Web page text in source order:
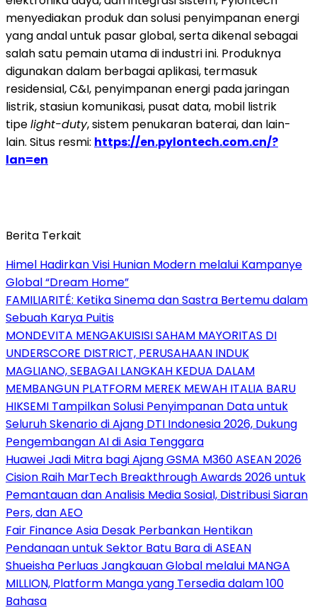
menyediakan produk dan solusi penyimpanan energi
yang andal untuk pasar global, serta dikenal sebagai
salah satu pemain utama di industri ini. Produknya
digunakan dalam berbagai aplikasi, termasuk
residensial, C&I, penyimpanan energi pada jaringan
listrik, stasiun komunikasi, pusat data, mobil listrik
tipelight-duty, sistem penukaran baterai, dan lain-
lain. Situs resmi: https://en.pylontech.com.cn/?
lan=en
Berita Terkait
Himel Hadirkan Visi Hunian Modern melalui Kampanye
Global “Dream Home”
FAMILIARITÉ: Ketika Sinema dan Sastra Bertemu dalam
Sebuah Karya Puitis
MONDEVITA MENGAKUISISI SAHAM MAYORITAS DI
UNDERSCORE DISTRICT, PERUSAHAAN INDUK
MAGLIANO, SEBAGAI LANGKAH KEDUA DALAM
MEMBANGUN PLATFORM MEREK MEWAH ITALIA BARU
HIKSEMI Tampilkan Solusi Penyimpanan Data untuk
Seluruh Skenario di Ajang DTI Indonesia 2026, Dukung
Pengembangan AI di Asia Tenggara
Huawei Jadi Mitra bagi Ajang GSMA M360 ASEAN 2026
Cision Raih MarTech Breakthrough Awards 2026 untuk
Pemantauan dan Analisis Media Sosial, Distribusi Siaran
Pers, dan AEO
Fair Finance Asia Desak Perbankan Hentikan
Pendanaan untuk Sektor Batu Bara di ASEAN
Shueisha Perluas Jangkauan Global melalui MANGA
MILLION, Platform Manga yang Tersedia dalam 100
Bahasa